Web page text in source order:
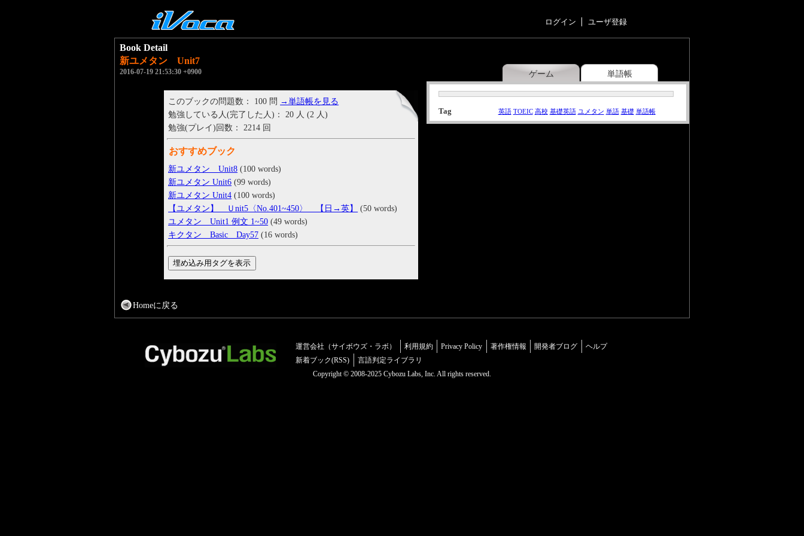
ログイン ユーザ登録
ゲーム 単語帳
Book Detail
新ユメタン Unit7
2016-07-19 21:53:30 +0900
Tag 英語 TOEIC 高校 基礎英語 ユメタン 単語 基礎 単語帳
このブックの問題数： 100 問 →単語帳を見る
勉強している人(完了した人)： 20 人 (2 人)
勉強(プレイ)回数： 2214 回
おすすめブック
新ユメタン Unit8 (100 words)
新ユメタン Unit6 (99 words)
新ユメタン Unit4 (100 words)
【ユメタン】 Ｕnit5〈No.401~450〉 【日→英】
(50 words)
ユメタン Unit1 例文 1~50 (49 words)
キクタン Basic Day57 (16 words)
Homeに戻る
運営会社（サイボウズ・ラボ） 利用規約 Privacy Policy 著作権情報 開発者ブログ
ヘルプ
新着ブック(RSS)
言語判定ライブラリ
Copyright © 2008-2025 Cybozu Labs, Inc. All rights reserved.